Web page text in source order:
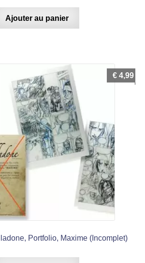
Ajouter au panier
Portfolio, Maxime (Incomplet)
€ 4,99